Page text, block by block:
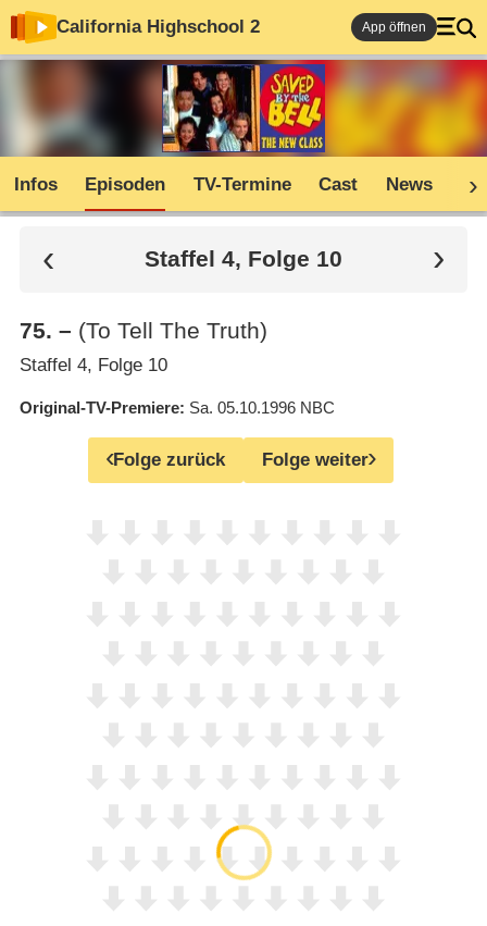
California Highschool 2 App öffnen
Infos Episoden TV-Termine Cast News
Staffel 4, Folge 10
75. – (To Tell The Truth)
Staffel 4, Folge 10
Original-TV-Premiere Sa. 05.10.1996 NBC
Folge zurück Folge weiter